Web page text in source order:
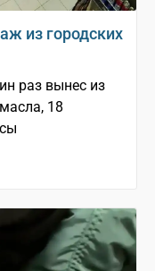
из городских
раз вынес из
18